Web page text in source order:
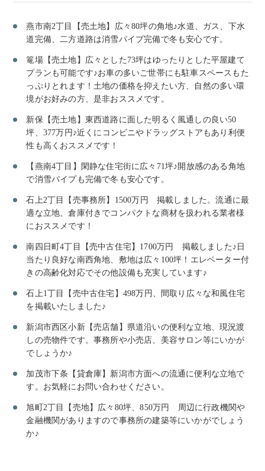
燕市南2丁目【売土地】広々80坪の角地♪水道、ガス、下水
道完備、二方道路は消雪パイプ完備で冬も安心です。
篭場【売土地】広々とした73坪はゆったりとした平屋建て
プランも可能です♪お車の多いご世帯にも駐車スペースもた
っぷりとれます！土地の価格を抑えたい方、自然の多い環
境がお好みの方、是非おススメです。
新保【売土地】東西道路に面した明るく風通しの良い50
坪、377万円♪近くにコンビニやドラッグストアもあり利便
性も高くおススメです！
【燕南4丁目】閑静な住宅街に広々71坪♪開放感のある角地
で消雪パイプも完備で冬も安心です。
石上2丁目【売事務所】1500万円 掲載しました。流通に最
適な立地、倉庫付きでコンパクトな商材を扱われる業者様
におススメです！
南四日町4丁目【売中古住宅】1700万円 掲載しました♪日
当たり良好な南西角地、敷地は広々100坪！エレベーター付
きの高齢化対応でその他設備も充実しています♪
石上1丁目【売中古住宅】498万円、間取り広々な和風住宅
を掲載いたしました♪
新潟市西区小新【売店舗】県道沿いの便利な立地、現況渡
しの売物件です。事務所や小売店、美容サロン等にいかが
でしょうか♪
加茂市下条【貸倉庫】新潟市方面への流通に便利な立地で
す。お気軽にお問い合わせください。
旭町2丁目【売地】広々80坪、850万円 周辺に行政機関や
金融機関がありますので事務所の建築等にいかがでしょう
か♪